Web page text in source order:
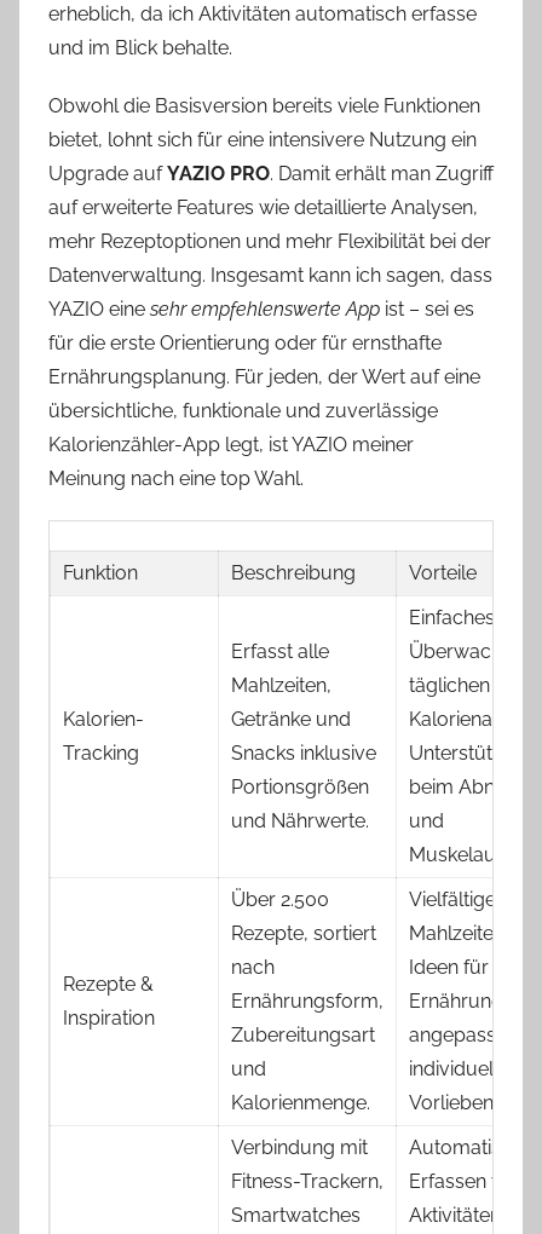
erheblich, da ich Aktivitäten automatisch erfasse
und im Blick behalte.
Obwohl die Basisversion bereits viele Funktionen
bietet, lohnt sich für eine intensivere Nutzung ein
Upgrade aufYAZIO PRO. Damit erhält man Zugriff
auf erweiterte Features wie detaillierte Analysen,
mehr Rezeptoptionen und mehr Flexibilität bei der
Datenverwaltung. Insgesamt kann ich sagen, dass
YAZIO einesehr empfehlenswerte App ist – sei es
für die erste Orientierung oder für ernsthafte
Ernährungsplanung. Für jeden, der Wert auf eine
übersichtliche, funktionale und zuverlässige
Kalorienzähler-App legt, ist YAZIO meiner
Meinung nach eine top Wahl.
Funktion Beschreibung Vorteile
Kalorien-
Tracking
Erfasst alle
Mahlzeiten,
Getränke und
Snacks inklusive
Portionsgrößen
und Nährwerte.
Einfaches
Überwachen
täglichen
Unterstützung
beim
und
Muskelaufbau.
Rezepte &
Inspiration
Über 2.500
Rezepte, sortiert
nach
Ernährungsform,
Zubereitungsart
und
Kalorienmenge.
Vielfältige
Mahlzeiten,
Ideen für
Ernährung,
angepasst an
individuelle
Vorlieben.
Verbindung mit
Fitness-Trackern,
Smartwatches
Erfassen von
Aktivitäten,